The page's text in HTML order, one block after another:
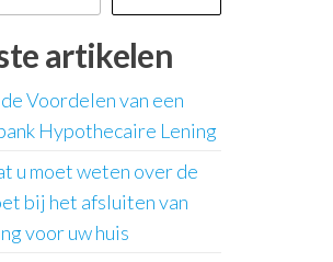
artikelen
Voordelen van een
Hypothecaire Lening
u moet weten over de
bij het afsluiten van
voor uw huis